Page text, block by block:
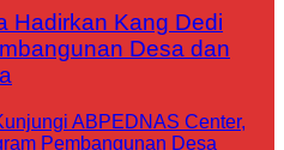
Hadirkan Kang Dedi
Desa dan